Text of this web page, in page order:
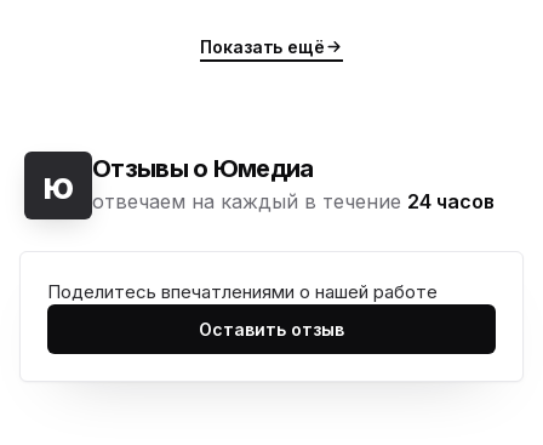
Показать ещё
ю Отзывы о Юмедиа
отвечаем на каждый в течение 24 часов
Поделитесь впечатлениями о нашей работе
Оставить отзыв